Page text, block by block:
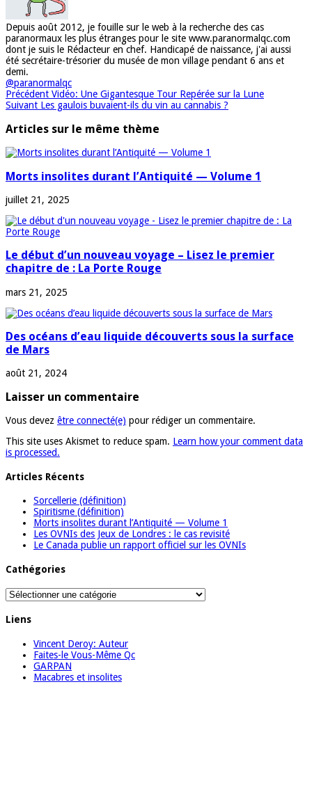
Depuis août 2012, je fouille sur le web à la recherche des cas
paranormaux les plus étranges pour le site www.paranormalqc.com
dont je suis le Rédacteur en chef. Handicapé de naissance, j'ai aussi
été secrétaire-trésorier du musée de mon village pendant 6 ans et
demi.
@paranormalqc
Précédent Vidéo: Une Gigantesque Tour Repérée sur la Lune
Suivant Les gaulois buvaient-ils du vin au cannabis ?
Articles sur le même thème
Morts insolites durant l’Antiquité — Volume 1
juillet 21, 2025
Le début d’un nouveau voyage – Lisez le premier
chapitre de : La Porte Rouge
mars 21, 2025
Des océans d’eau liquide découverts sous la surface
de Mars
août 21, 2024
Laisser un commentaire
Vous devez être connecté(e) pour rédiger un commentaire.
This site uses Akismet to reduce spam. Learn how your comment data
is processed.
Articles Récents
Sorcellerie (définition)
Spiritisme (définition)
Morts insolites durant l’Antiquité — Volume 1
Les OVNIs des Jeux de Londres : le cas revisité
Le Canada publie un rapport officiel sur les OVNIs
Cathégories
Cathégories
Liens
Vincent Deroy: Auteur
Faites-le Vous-Même Qc
GARPAN
Macabres et insolites